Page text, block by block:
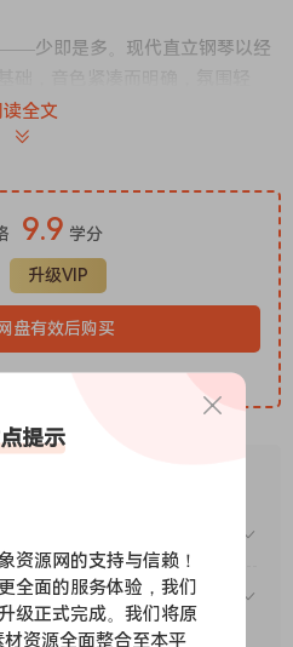
少即是多。现代直立钢琴以经
预设涵盖一切，从音调柔和温暖
流行音乐。现代直立钢琴具有七
计范围，可让您根据自己的确
在 Addictive Keys 引擎中完
种独特的乐器结合了三种不同的
放大输出 – 以七种不同的方式捕
引擎，电钢琴就变成了通向
和 R’n’B 等各种音乐的声音门
声音功能直接带到您的家庭工作
Complete Collection 配备
时间和卓越的音质，这些都经过
架著名的钢琴，无限可能就在您
读全文
9.9 学分
升级VIP
盘有效后购买
）后能升级包年（或终
提示
资源网的支持与信赖！
全面的服务体验，我们
级正式完成。我们将原
资源全面整合至本平